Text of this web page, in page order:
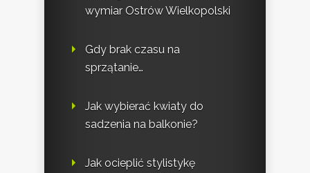
wymiar Ostrów Wielkopolski
Gdy brak czasu na
sprzątanie…
Jak wybierać kwiaty do
sadzenia na balkonie?
Jak ocieplić stylistykę